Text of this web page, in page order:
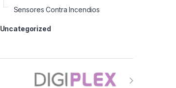
Sensores Contra Incendios
Uncategorized